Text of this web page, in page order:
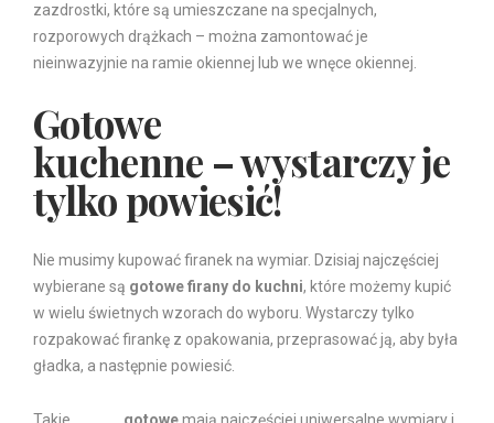
zazdrostki, które są umieszczane na specjalnych,
rozporowych drążkach – można zamontować je
nieinwazyjnie na ramie okiennej lub we wnęce okiennej.
Gotowe
kuchenne – wystarczy je
tylko powiesić!
Nie musimy kupować firanek na wymiar. Dzisiaj najczęściej
wybierane są gotowe firany do kuchni, które możemy kupić
w wielu świetnych wzorach do wyboru. Wystarczy tylko
rozpakować firankę z opakowania, przeprasować ją, aby była
gładka, a następnie powiesić.